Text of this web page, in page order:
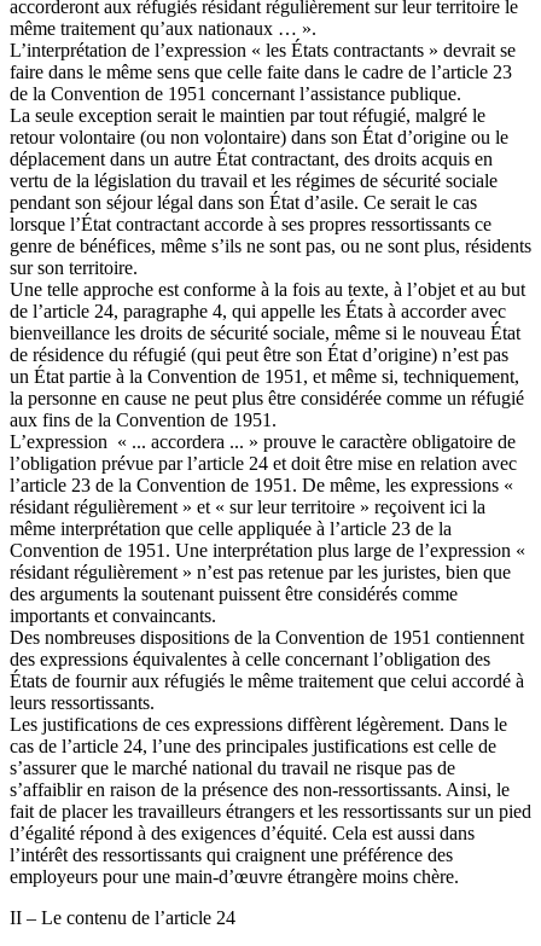
accorderont aux réfugiés résidant régulièrement sur leur territoire le
même traitement qu’aux nationaux … ».
L’interprétation de l’expression « les États contractants » devrait se
faire dans le même sens que celle faite dans le cadre de l’article 23
de la Convention de 1951 concernant l’assistance publique.
La seule exception serait le maintien par tout réfugié, malgré le
retour volontaire (ou non volontaire) dans son État d’origine ou le
déplacement dans un autre État contractant, des droits acquis en
vertu de la législation du travail et les régimes de sécurité sociale
pendant son séjour légal dans son État d’asile. Ce serait le cas
lorsque l’État contractant accorde à ses propres ressortissants ce
genre de bénéfices, même s’ils ne sont pas, ou ne sont plus, résidents
sur son territoire.
Une telle approche est conforme à la fois au texte, à l’objet et au but
de l’article 24, paragraphe 4, qui appelle les États à accorder avec
bienveillance les droits de sécurité sociale, même si le nouveau État
de résidence du réfugié (qui peut être son État d’origine) n’est pas
un État partie à la Convention de 1951, et même si, techniquement,
la personne en cause ne peut plus être considérée comme un réfugié
aux fins de la Convention de 1951.
L’expression « ... accordera ... » prouve le caractère obligatoire de
l’obligation prévue par l’article 24 et doit être mise en relation avec
l’article 23 de la Convention de 1951. De même, les expressions «
résidant régulièrement » et « sur leur territoire » reçoivent ici la
même interprétation que celle appliquée à l’article 23 de la
Convention de 1951. Une interprétation plus large de l’expression «
résidant régulièrement » n’est pas retenue par les juristes, bien que
des arguments la soutenant puissent être considérés comme
importants et convaincants.
Des nombreuses dispositions de la Convention de 1951 contiennent
des expressions équivalentes à celle concernant l’obligation des
États de fournir aux réfugiés le même traitement que celui accordé à
leurs ressortissants.
Les justifications de ces expressions diffèrent légèrement. Dans le
cas de l’article 24, l’une des principales justifications est celle de
s’assurer que le marché national du travail ne risque pas de
s’affaiblir en raison de la présence des non-ressortissants. Ainsi, le
fait de placer les travailleurs étrangers et les ressortissants sur un pied
d’égalité répond à des exigences d’équité. Cela est aussi dans
l’intérêt des ressortissants qui craignent une préférence des
employeurs pour une main-d’œuvre étrangère moins chère.
II – Le contenu de l’article 24